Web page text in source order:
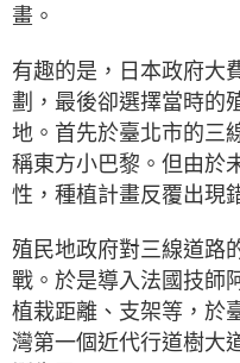
畫。
有趣的是，日本政府大
劃，最後卻選擇當時
地。首先於臺北市的三
稱東方小巴黎。但由於
性，種植計畫反覆出現
殖民地政府對三線道路
戰。於是導入法國技師
植栽距離、支架等，於
灣第一個近代行道樹